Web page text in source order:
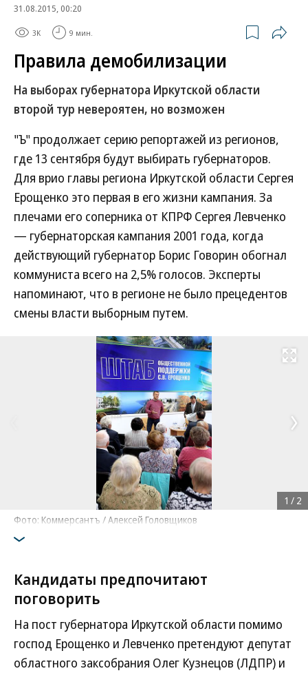
31.08.2015, 00:20
3K 9 мин.
Правила демобилизации
На выборах губернатора Иркутской области
второй тур невероятен, но возможен
"Ъ" продолжает серию репортажей из регионов,
где 13 сентября будут выбирать губернаторов.
Для врио главы региона Иркутской области Сергея
Ерощенко это первая в его жизни кампания. За
плечами его соперника от КПРФ Сергея Левченко
— губернаторская кампания 2001 года, когда
действующий губернатор Борис Говорин обогнал
коммуниста всего на 2,5% голосов. Эксперты
напоминают, что в регионе не было прецедентов
смены власти выборным путем.
Развернуть
Фото: Коммерсантъ / Алексей Головщиков
1 / 2
Кандидаты предпочитают
поговорить
На пост губернатора Иркутской области помимо
господ Ерощенко и Левченко претендуют депутат
областного заксобрания Олег Кузнецов (ЛДПР) и